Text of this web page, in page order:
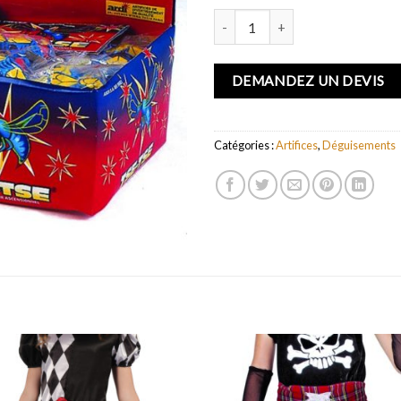
DEMANDEZ UN DEVIS
Catégories :Artifices,Déguisements